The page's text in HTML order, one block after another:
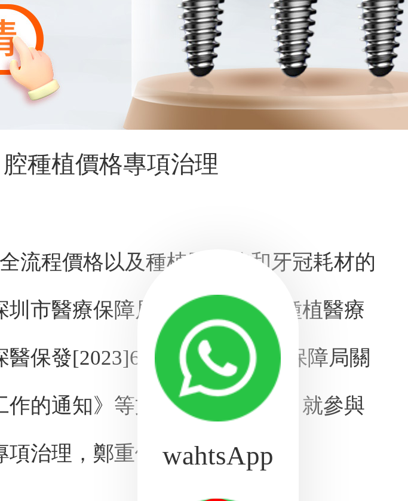
種植價格專項治理
流程價格以及種植體系統和牙冠耗材的
市醫療保障局關於做好口腔種植醫療
保發[2023]6號《深圳市醫療保障局關
的通知》等文件的相關規定，就參與
治理，鄭重做出以下承諾：
wahtsApp